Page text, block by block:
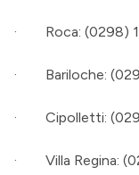
· Roca: (0298)
· Bariloche:
· Cipolletti:
· Villa Regina: